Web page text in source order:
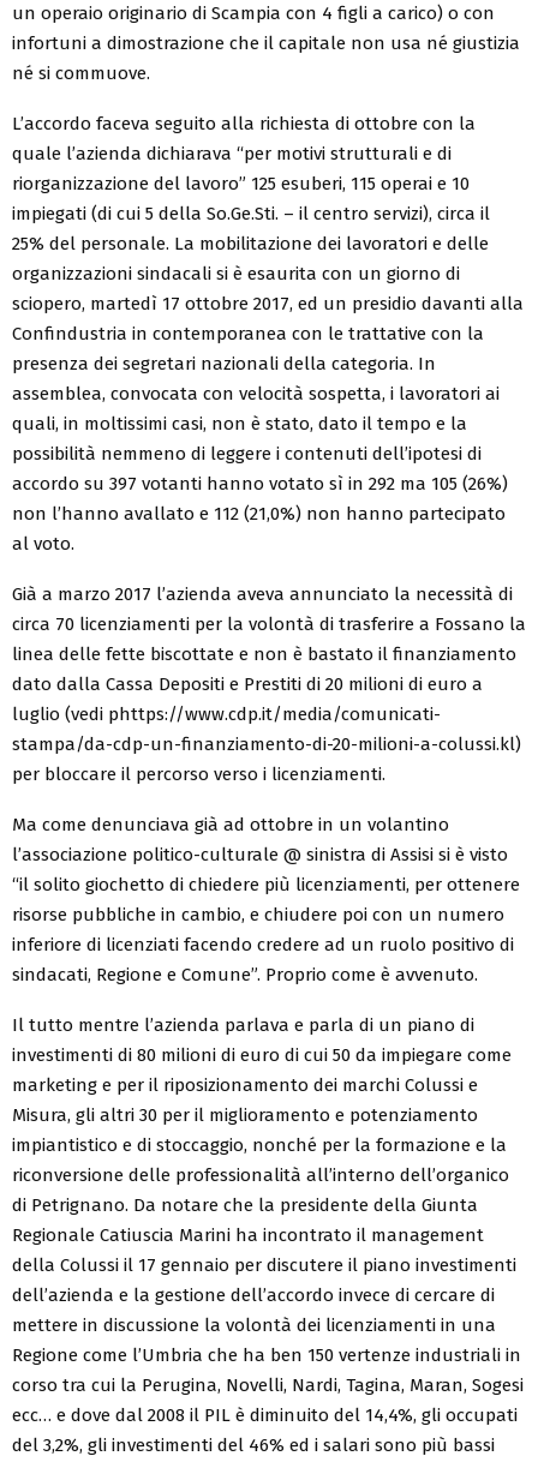
un operaio originario di Scampia con 4 figli a carico) o con
infortuni a dimostrazione che il capitale non usa né giustizia
né si commuove.
L’accordo faceva seguito alla richiesta di ottobre con la
quale l’azienda dichiarava “per motivi strutturali e di
riorganizzazione del lavoro” 125 esuberi, 115 operai e 10
impiegati (di cui 5 della So.Ge.Sti. – il centro servizi), circa il
25% del personale. La mobilitazione dei lavoratori e delle
organizzazioni sindacali si è esaurita con un giorno di
sciopero, martedì 17 ottobre 2017, ed un presidio davanti alla
Confindustria in contemporanea con le trattative con la
presenza dei segretari nazionali della categoria. In
assemblea, convocata con velocità sospetta, i lavoratori ai
quali, in moltissimi casi, non è stato, dato il tempo e la
possibilità nemmeno di leggere i contenuti dell’ipotesi di
accordo su 397 votanti hanno votato sì in 292 ma 105 (26%)
non l’hanno avallato e 112 (21,0%) non hanno partecipato
al voto.
Già a marzo 2017 l’azienda aveva annunciato la necessità di
circa 70 licenziamenti per la volontà di trasferire a Fossano la
linea delle fette biscottate e non è bastato il finanziamento
dato dalla Cassa Depositi e Prestiti di 20 milioni di euro a
luglio (vedi phttps://www.cdp.it/media/comunicati-
stampa/da-cdp-un-finanziamento-di-20-milioni-a-colussi.kl)
per bloccare il percorso verso i licenziamenti.
Ma come denunciava già ad ottobre in un volantino
l’associazione politico-culturale @ sinistra di Assisi si è visto
“il solito giochetto di chiedere più licenziamenti, per ottenere
risorse pubbliche in cambio, e chiudere poi con un numero
inferiore di licenziati facendo credere ad un ruolo positivo di
sindacati, Regione e Comune”. Proprio come è avvenuto.
Il tutto mentre l’azienda parlava e parla di un piano di
investimenti di 80 milioni di euro di cui 50 da impiegare come
marketing e per il riposizionamento dei marchi Colussi e
Misura, gli altri 30 per il miglioramento e potenziamento
impiantistico e di stoccaggio, nonché per la formazione e la
riconversione delle professionalità all’interno dell’organico
di Petrignano. Da notare che la presidente della Giunta
Regionale Catiuscia Marini ha incontrato il management
della Colussi il 17 gennaio per discutere il piano investimenti
dell’azienda e la gestione dell’accordo invece di cercare di
mettere in discussione la volontà dei licenziamenti in una
Regione come l’Umbria che ha ben 150 vertenze industriali in
corso tra cui la Perugina, Novelli, Nardi, Tagina, Maran, Sogesi
ecc… e dove dal 2008 il PIL è diminuito del 14,4%, gli occupati
del 3,2%, gli investimenti del 46% ed i salari sono più bassi